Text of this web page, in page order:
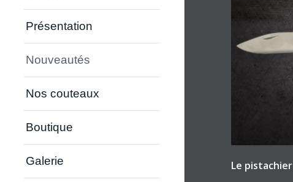
Présentation
Nouveautés
Nos couteaux
Boutique
Galerie
Le pistachier